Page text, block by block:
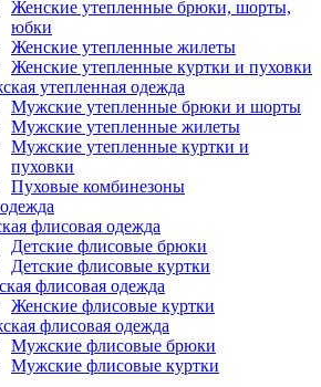
Женские утепленные брюки, шорты,
юбки
Женские утепленные жилеты
Женские утепленные куртки и пуховки
утепленная одежда
Мужские утепленные брюки и шорты
Мужские утепленные жилеты
Мужские утепленные куртки и
пуховки
Пуховые комбинезоны
флисовая одежда
Детские флисовые брюки
Детские флисовые куртки
флисовая одежда
Женские флисовые куртки
флисовая одежда
Мужские флисовые брюки
Мужские флисовые куртки